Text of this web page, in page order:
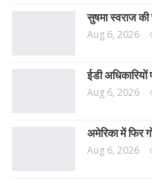
सुषमा स्वराज
Aug 6, 2026
ईडी
Aug 6, 2026
अमेरिका में फिर
Aug 6, 2026